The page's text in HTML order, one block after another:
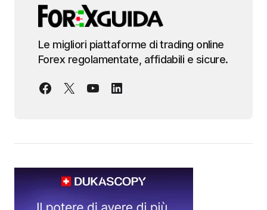
Le migliori piattaforme di trading online
Forex regolamentate, affidabili e sicure.